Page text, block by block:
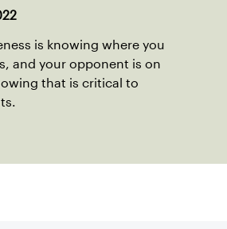
is knowing where you
and your opponent is on
that is critical to